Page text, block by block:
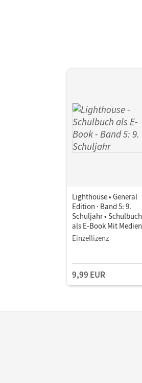
Lighthouse • General
Edition · Band 5: 9.
Schuljahr • Schulbuch
als E-Book Mit Medien
Einzellizenz
9,99 EUR